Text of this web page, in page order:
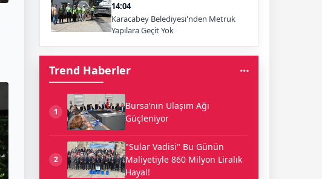
14:04
Karacabey Belediyesi'nden Metruk
Yapılara Geçit Yok
Trend Haberler
1
Bursa’nın Ulaşım Ağı
Güçleniyor
2
"Sular Vadisi" Bu Günün
Maliyetiyle 860 Milyon Liralık
Hayal!